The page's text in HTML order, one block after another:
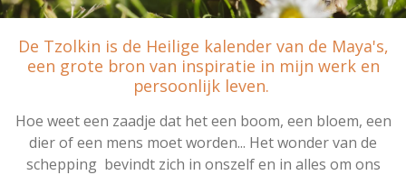
De Tzolkin is de Heilige kalender van de Maya's,
een grote bron van inspiratie in mijn werk en
persoonlijk leven.
Hoe weet een zaadje dat het een boom, een bloem, een
dier of een mens moet worden... Het wonder van de
schepping bevindt zich in onszelf en in alles om ons